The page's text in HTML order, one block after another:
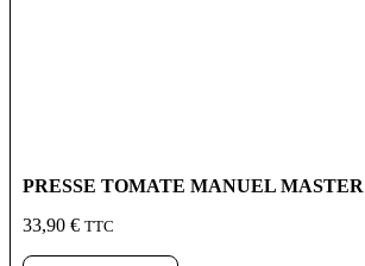
PRESSE TOMATE MANUEL
33,90 € TTC